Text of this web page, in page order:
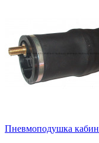
Пневмоподушка